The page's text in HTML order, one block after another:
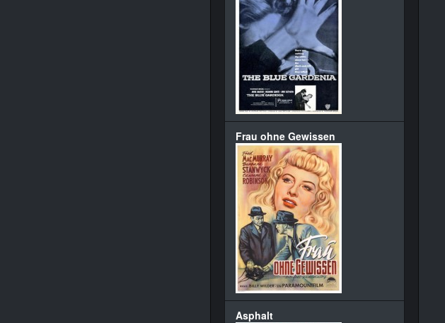
Frau ohne Gewissen
Asphalt